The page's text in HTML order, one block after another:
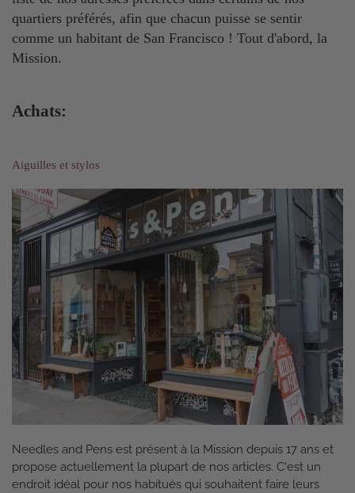
quartiers préférés, afin que chacun puisse se sentir
comme un habitant de San Francisco ! Tout d'abord, la
Mission.
Achats:
Aiguilles et stylos
Needles and Pens est présent à la Mission depuis 17 ans et
propose actuellement la plupart de nos articles. C'est un
endroit idéal pour nos habitués qui souhaitent faire leurs